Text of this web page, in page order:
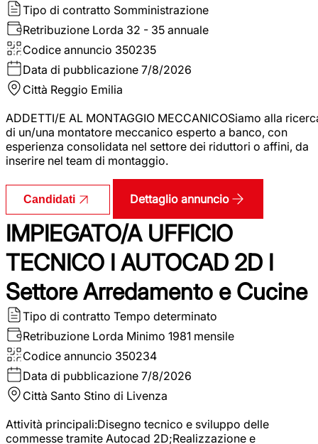
Tipo di contratto Somministrazione
Retribuzione Lorda 32 - 35 annuale
Codice annuncio 350235
Data di pubblicazione 7/8/2026
Città Reggio Emilia
ADDETTI/E AL MONTAGGIO MECCANICOSiamo alla
di un/una montatore meccanico esperto a banco, con
esperienza consolidata nel settore dei riduttori o affini, da
inserire nel team di montaggio.
Candidati Dettaglio annuncio
IMPIEGATO/A UFFICIO
TECNICO I AUTOCAD 2D I
Settore Arredamento e Cucine
Tipo di contratto Tempo determinato
Retribuzione Lorda Minimo 1981 mensile
Codice annuncio 350234
Data di pubblicazione 7/8/2026
Città Santo Stino di Livenza
Attività principali:Disegno tecnico e sviluppo delle
commesse tramite Autocad 2D;Realizzazione e